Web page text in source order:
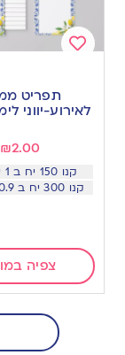
wishlist
תפריט
לאירוע-יווני
₪2.00
קנו 150 יח ב 1 שח ליח
קנו 300 יח ב 0.9 שח ליח
צפיה